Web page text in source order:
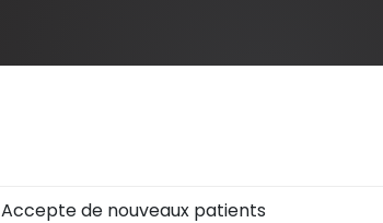
Accepte de nouveaux patients